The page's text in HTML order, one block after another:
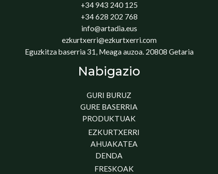
+34 943 240 125
+34 628 202 768
info@artadia.eus
ezkurtxerri@ezkurtxerri.com
Eguzkitza baserria 31, Meaga auzoa. 20808 Getaria
Nabigazio
GURI BURUZ
GURE BASERRIA
PRODUKTUAK
EZKURTXERRI
AHUAKATEA
DENDA
FRESKOAK